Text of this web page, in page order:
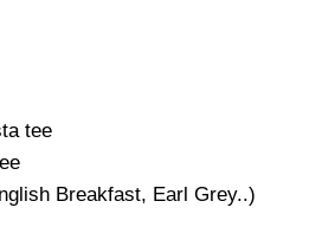
tee
Breakfast, Earl Grey..)